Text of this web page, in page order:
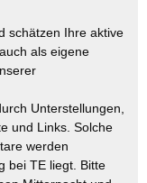
schätzen Ihre aktive
als eigene
Unterstellungen,
und Links. Solche
werden
bei TE liegt. Bitte